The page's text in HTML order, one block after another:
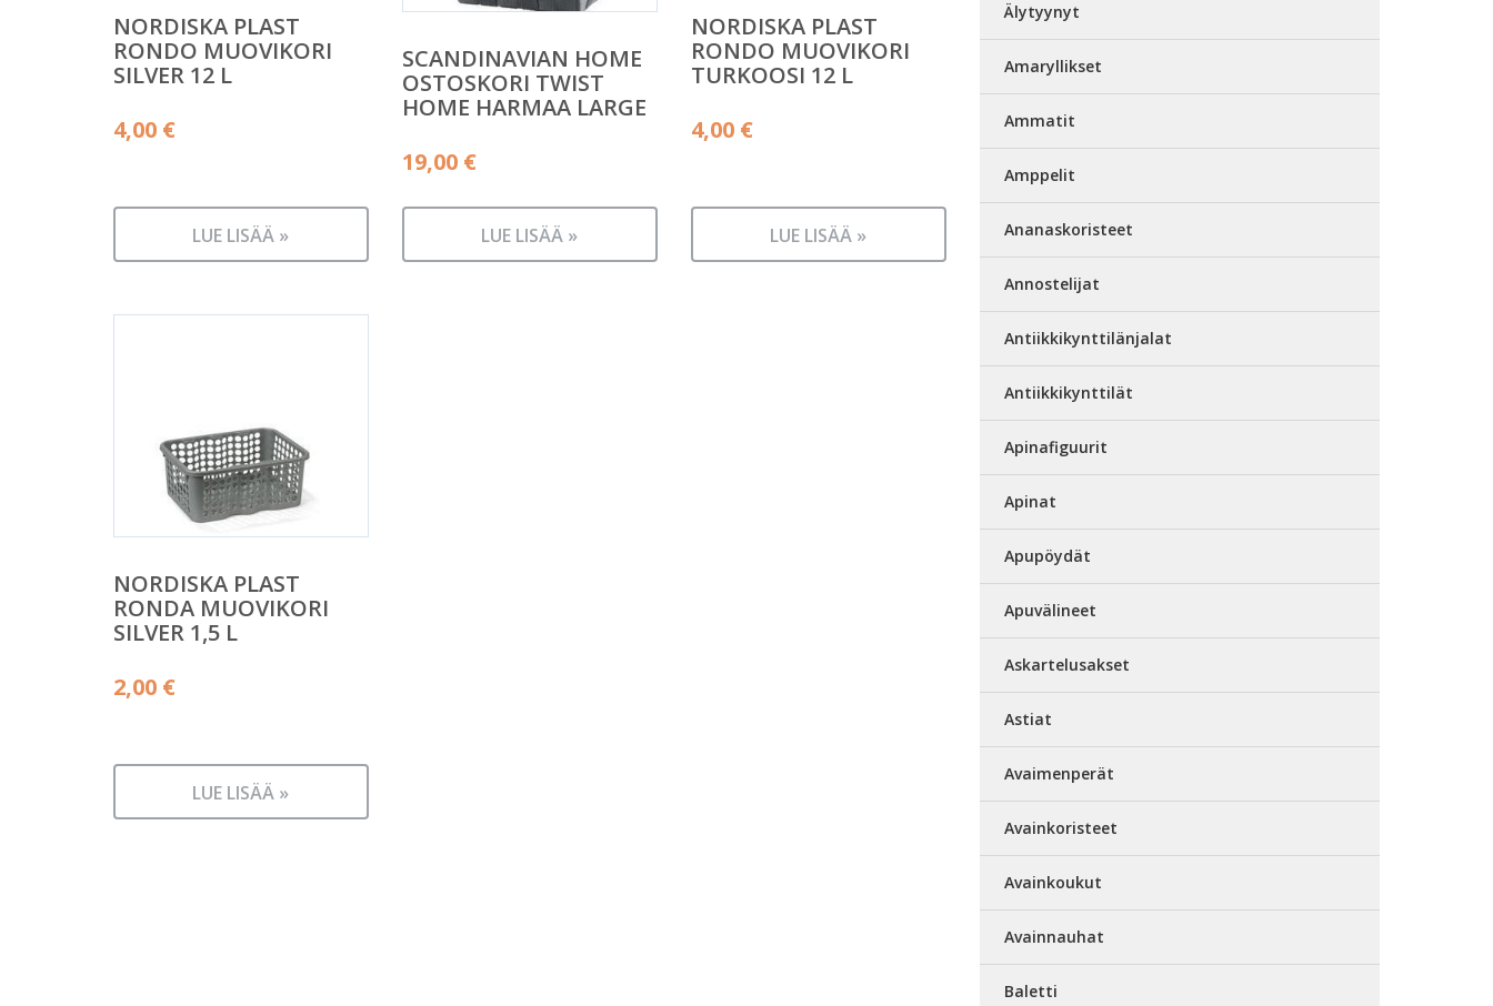
NORDISKA PLAST
RONDO MUOVIKORI
SILVER 12 L
4,00 €
LUE LISÄÄ »
SCANDINAVIAN HOME
OSTOSKORI TWIST
HOME HARMAA LARGE
19,00 €
LUE LISÄÄ »
NORDISKA PLAST
RONDO MUOVIKORI
TURKOOSI 12 L
4,00 €
LUE LISÄÄ »
NORDISKA PLAST
RONDA MUOVIKORI
SILVER 1,5 L
2,00 €
LUE LISÄÄ »
Älytyynyt
Amaryllikset
Ammatit
Amppelit
Ananaskoristeet
Annostelijat
Antiikkikynttilänjalat
Antiikkikynttilät
Apinafiguurit
Apinat
Apupöydät
Apuvälineet
Askartelusakset
Astiat
Avaimenperät
Avainkoristeet
Avainkoukut
Avainnauhat
Baletti